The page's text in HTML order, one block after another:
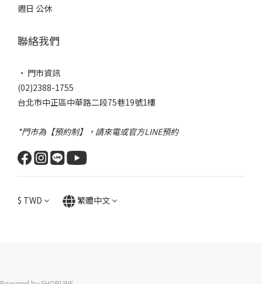
週日 公休
聯絡我們
• 門市資訊
(02)2388-1755
台北市中正區中華路二段75巷19號1樓
*門市為【預約制】，請來電或官方LINE預約
$ TWD 繁體中文